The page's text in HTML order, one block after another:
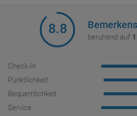
8.8
beruhend auf 1
Check-In
Pünktlichkeit
Bequemlichkeit
Service